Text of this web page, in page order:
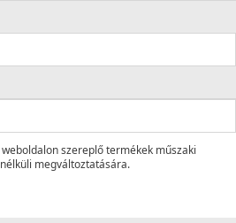
szereplő termékek műszaki
megváltoztatására.